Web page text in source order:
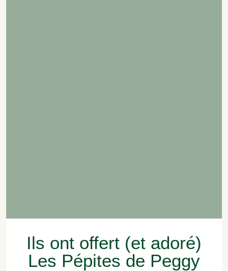
Ils ont offert (et adoré)
Les Pépites de Peggy